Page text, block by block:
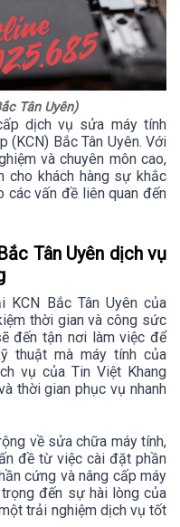
Tân Uyên)
dịch vụ sửa máy tính
(KCN) Bắc Tân Uyên. Với
và chuyên môn cao,
cho khách hàng sự khắc
các vấn đề liên quan đến
Tân Uyên dịch vụ
Bắc Tân Uyên của
thời gian và công sức
đến tận nơi làm việc để
thuật mà máy tính của
vụ của Tin Việt Khang
thời gian phục vụ nhanh
về sửa chữa máy tính,
đề từ việc cài đặt phần
cứng và nâng cấp máy
đến sự hài lòng của
trải nghiệm dịch vụ tốt